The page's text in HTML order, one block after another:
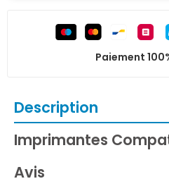
Paiement
Description
Imprimantes
Avis